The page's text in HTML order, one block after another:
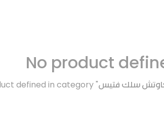
No product
defined in category "/ كاوتش سلك فتيس